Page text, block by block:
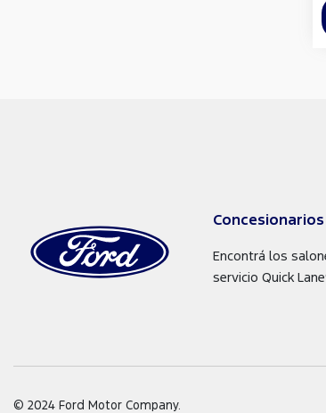
Encontrá los
servicio Quick
© 2024 Ford Motor Company.